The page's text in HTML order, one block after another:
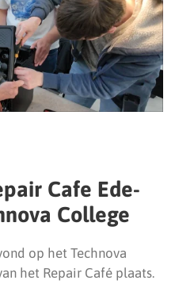
Cafe Ede-
College
op het Technova
het Repair Café plaats.